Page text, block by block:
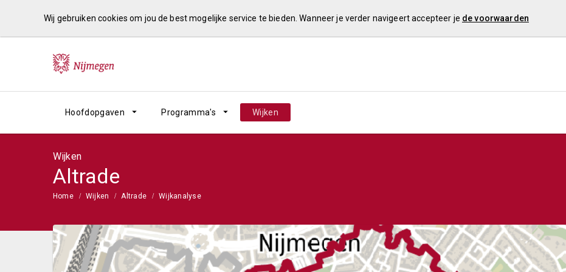
Wij gebruiken cookies om jou de best mogelijke service te bieden. Wanneer je verder navigeert accepteer je de voorwaarden
Hoofdopgaven Programma's Wijken
Wijken
Altrade
Home Wijken Altrade Wijkanalyse